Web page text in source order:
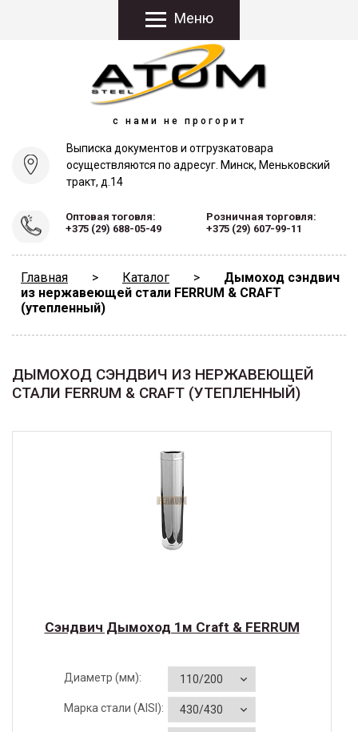
Меню
с нами не прогорит
Выписка документов и отгрузкатовара
осуществляются по адресуг. Минск, Меньковский
тракт, д.14
Оптовая тоговля:
+375 (29) 688-05-49
Розничная торговля:
+375 (29) 607-99-11
Главная > Каталог >
Дымоход сэндвич
из нержавеющей стали FERRUM & CRAFT
(утепленный)
ДЫМОХОД СЭНДВИЧ ИЗ НЕРЖАВЕЮЩЕЙ
СТАЛИ FERRUM & CRAFT (УТЕПЛЕННЫЙ)
Cэндвич Дымоход 1м Craft & FERRUM
Диаметр (мм):
Марка стали (AISI):